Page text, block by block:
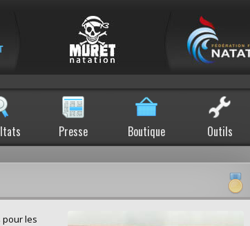
Presse Boutique Outils
pour les